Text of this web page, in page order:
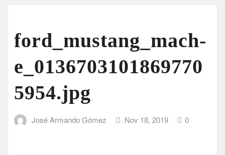
ford_mustang_mach-
e_0136703101869770
5954.jpg
José Armando Gómez Nov 18, 2019 0